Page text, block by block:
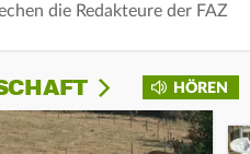
die Redakteure der FAZ
HÖREN